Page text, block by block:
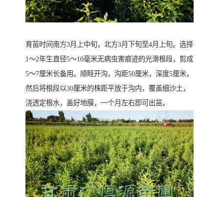
育苗时间南方3月上中旬，北方3月下旬至4月上旬。选择
1～2年生直径5～10毫米无病虫害痕迹的光滑根段，剪成
5～7厘米长备用。顺畦开沟，沟距50厘米，深度5厘米，
然后将根段以30厘米的株距平放于沟内，覆盖细沙土，
浇透定根水，盖好地膜，一个月左右即可出苗。